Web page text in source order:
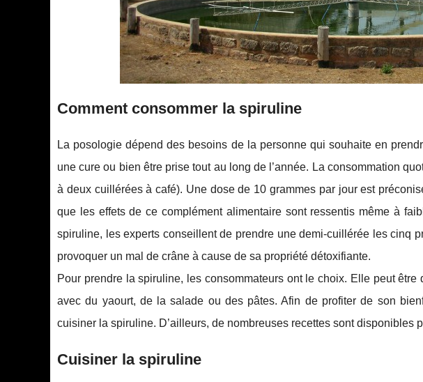
Comment consommer la spiruline
La posologie dépend des besoins de la personne qui souhaite en
une cure ou bien être prise tout au long de l’année. La consommation
à deux cuillérées à café). Une dose de 10 grammes par jour est
que les effets de ce complément alimentaire sont ressentis même à
spiruline, les experts conseillent de prendre une demi-cuillérée les cinq
provoquer un mal de crâne à cause de sa propriété détoxifiante.
Pour prendre la spiruline, les consommateurs ont le choix. Elle peut
avec du yaourt, de la salade ou des pâtes. Afin de profiter de son
cuisiner la spiruline. D’ailleurs, de nombreuses recettes sont disponibles
Cuisiner la spiruline